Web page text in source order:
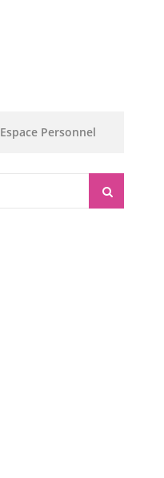
Espace Personnel